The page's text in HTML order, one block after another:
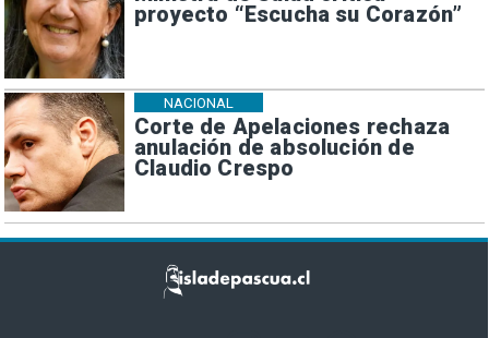
proyecto “Escucha su Corazón”
Corte de Apelaciones rechaza
anulación de absolución de
Claudio Crespo
NACIONAL